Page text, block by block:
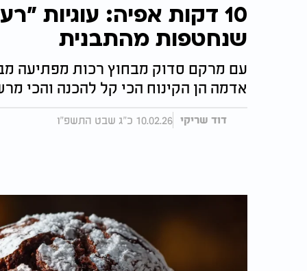
10 דקות אפיה: עוגיות
שנחטפות מהתבנית
עם מרקם סדוק מבחוץ רכות מפתיעה
אדמה הן הקינוח הכי קל להכנה והכי
דוד שריקי 10.02.26 כ"ג שבט התשפ"ו